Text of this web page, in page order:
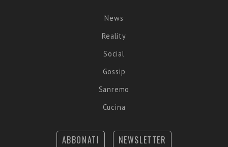
News
Reality
Social
Gossip
Sanremo
Cucina
ABBONATI NEWSLETTER